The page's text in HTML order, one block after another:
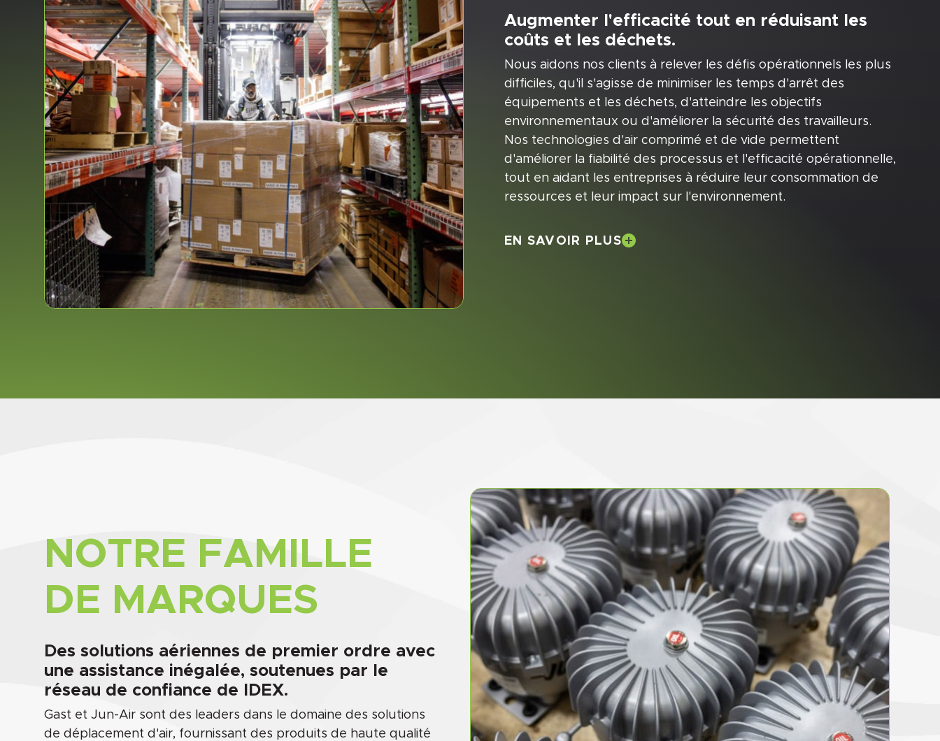
Augmenter l'efficacité tout en réduisant les
coûts et les déchets.
Nous aidons nos clients à relever les défis opérationnels les plus
difficiles, qu'il s'agisse de minimiser les temps d'arrêt des
équipements et les déchets, d'atteindre les objectifs
environnementaux ou d'améliorer la sécurité des travailleurs.
Nos technologies d'air comprimé et de vide permettent
d'améliorer la fiabilité des processus et l'efficacité opérationnelle,
tout en aidant les entreprises à réduire leur consommation de
ressources et leur impact sur l'environnement.
EN SAVOIR PLUS
NOTRE FAMILLE
DE MARQUES
Des solutions aériennes de premier ordre avec
une assistance inégalée, soutenues par le
réseau de confiance de IDEX.
Gast et Jun-Air sont des leaders dans le domaine des solutions
de déplacement d'air, fournissant des produits de haute qualité